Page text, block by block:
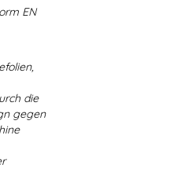
EN
die
gegen